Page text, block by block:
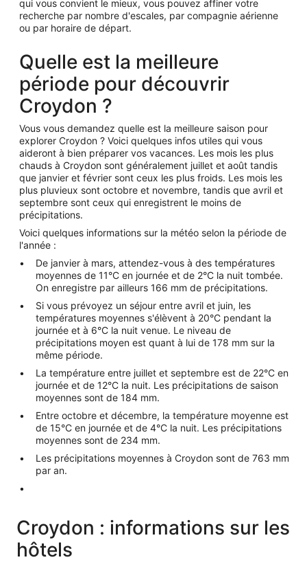
qui vous convient le mieux, vous pouvez affiner votre
recherche par nombre d'escales, par compagnie aérienne
ou par horaire de départ.
Quelle est la meilleure
période pour découvrir
Croydon ?
Vous vous demandez quelle est la meilleure saison pour
explorer Croydon ? Voici quelques infos utiles qui vous
aideront à bien préparer vos vacances. Les mois les plus
chauds à Croydon sont généralement juillet et août tandis
que janvier et février sont ceux les plus froids. Les mois les
plus pluvieux sont octobre et novembre, tandis que avril et
septembre sont ceux qui enregistrent le moins de
précipitations.
Voici quelques informations sur la météo selon la période de
l'année :
De janvier à mars, attendez-vous à des températures
moyennes de 11°C en journée et de 2°C la nuit tombée.
On enregistre par ailleurs 166 mm de précipitations.
Si vous prévoyez un séjour entre avril et juin, les
températures moyennes s'élèvent à 20°C pendant la
journée et à 6°C la nuit venue. Le niveau de
précipitations moyen est quant à lui de 178 mm sur la
même période.
La température entre juillet et septembre est de 22°C en
journée et de 12°C la nuit. Les précipitations de saison
moyennes sont de 184 mm.
Entre octobre et décembre, la température moyenne est
de 15°C en journée et de 4°C la nuit. Les précipitations
moyennes sont de 234 mm.
Les précipitations moyennes à Croydon sont de 763 mm
par an.
Croydon : informations sur les
hôtels